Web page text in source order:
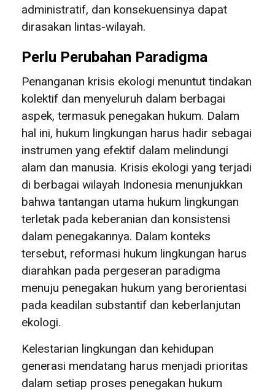
administratif, dan konsekuensinya dapat
dirasakan lintas-wilayah.
Perlu Perubahan Paradigma
Penanganan krisis ekologi menuntut tindakan
kolektif dan menyeluruh dalam berbagai
aspek, termasuk penegakan hukum. Dalam
hal ini, hukum lingkungan harus hadir sebagai
instrumen yang efektif dalam melindungi
alam dan manusia. Krisis ekologi yang terjadi
di berbagai wilayah Indonesia menunjukkan
bahwa tantangan utama hukum lingkungan
terletak pada keberanian dan konsistensi
dalam penegakannya. Dalam konteks
tersebut, reformasi hukum lingkungan harus
diarahkan pada pergeseran paradigma
menuju penegakan hukum yang berorientasi
pada keadilan substantif dan keberlanjutan
ekologi.
Kelestarian lingkungan dan kehidupan
generasi mendatang harus menjadi prioritas
dalam setiap proses penegakan hukum